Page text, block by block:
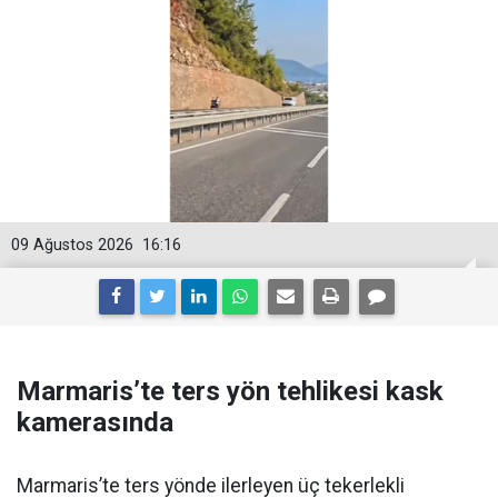
16:16
09 Ağustos 2026
Marmaris’te ters yön tehlikesi kask
kamerasında
Marmaris’te ters yönde ilerleyen üç tekerlekli